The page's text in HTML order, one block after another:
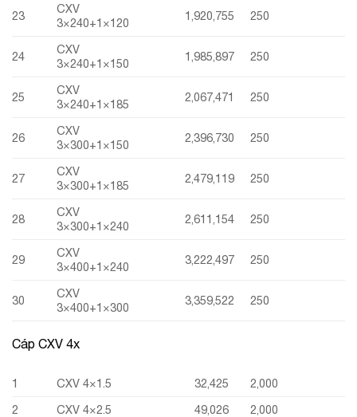
23
CXV
3×240+1×120
1,920,755 250
24
CXV
3×240+1×150
1,985,897 250
25
CXV
3×240+1×185
2,067,471 250
26
CXV
3×300+1×150
2,396,730 250
27
CXV
3×300+1×185
2,479,119 250
28
CXV
3×300+1×240
2,611,154 250
29
CXV
3×400+1×240
3,222,497 250
30
CXV
3×400+1×300
3,359,522 250
Cáp CXV 4x
1 CXV 4×1.5 32,425
2,000
2
CXV 4×2.5 49,026
2,000